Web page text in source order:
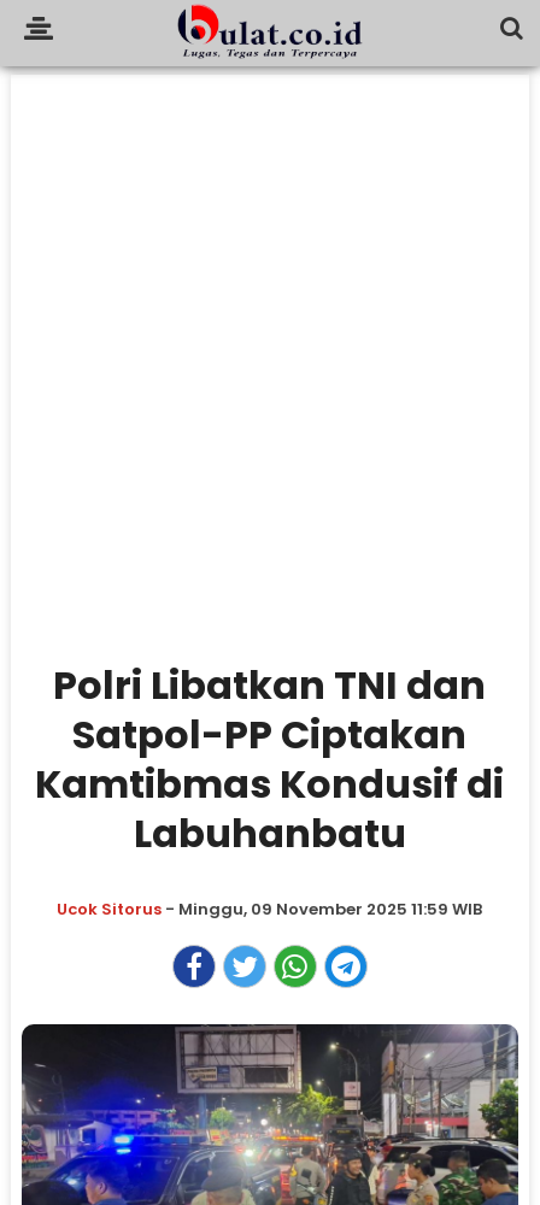
Polri Libatkan TNI dan
Satpol-PP Ciptakan
Kamtibmas Kondusif di
Labuhanbatu
Ucok Sitorus - Minggu, 09 November 2025 11:59 WIB